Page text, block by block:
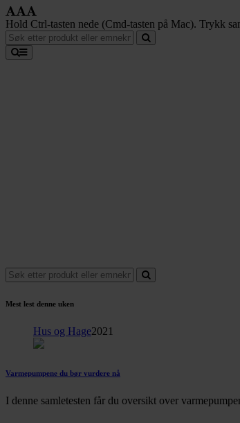
Hold Ctrl-tasten nede (Cmd-tasten på Mac). Trykk
Mest lest denne uken
Hus og Hage2021
Varmepumpene du bør vurdere nå
I denne samletesten får du oversikt over